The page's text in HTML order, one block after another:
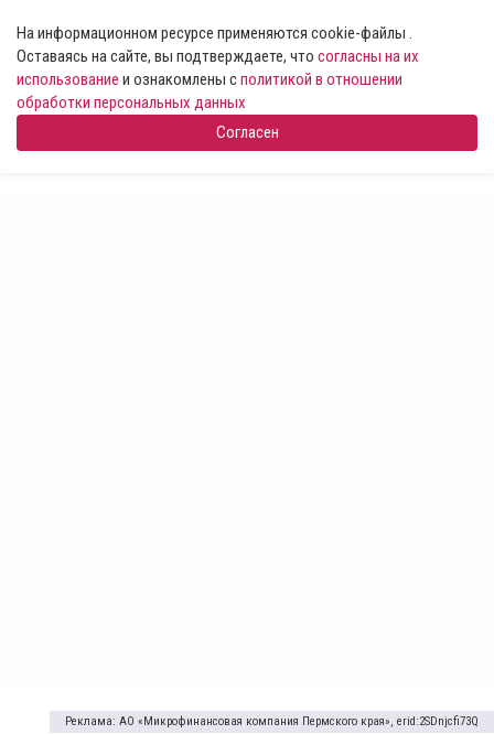
На информационном ресурсе применяются cookie-файлы .
Оставаясь на сайте, вы подтверждаете, что согласны на их
использование и ознакомлены сполитикой в отношении
обработки персональных данных
Согласен
Реклама: АО «Микрофинансовая компания Пермского края», erid:2SDnjcfi73Q